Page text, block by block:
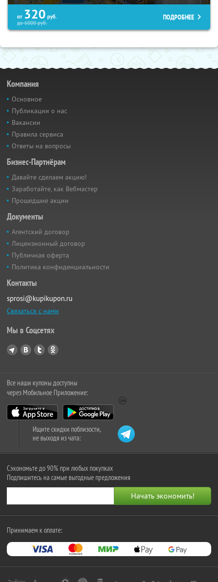
от 320 руб.
до6000руб.
ПОДРОБНЕЕ
Компания
Основное
Публикации о нас
Вакансии
Правила сервиса
Ответы на вопросы
Бизнес-Партнёрам
Давайте сделаем акцию!
Заработайте, как Вебмастер
Прошедшие акции
Документы
Агентский договор
Лицензионный договор
Публичная оферта
Политика конфиденциальности
Контакты
sprosi@kupikupon.ru
Связаться с нами
Мы в Соцсетях
Все наши купоны доступны
через Мобильное Приложение:
Ищите скидки поблизости,
не выходя из чата:
Сэкономьте до 90% при любых покупках
Подпишитесь на самые выгодные предложения
Принимаем к оплате: